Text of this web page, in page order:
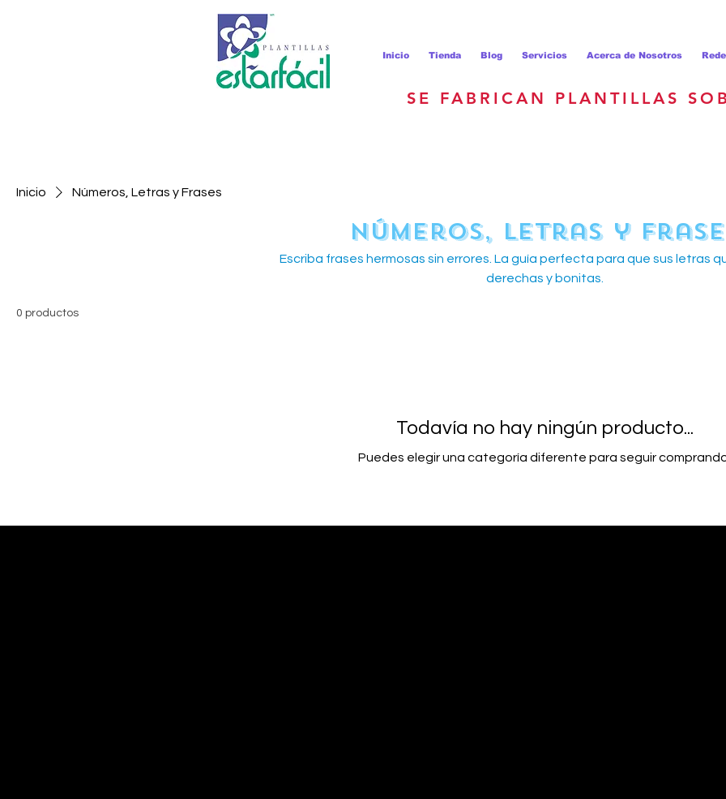
Inicio Tienda Blog Servicios Acerca de Nosotros
SE FABRICAN PLANTILLAS
Inicio Números, Letras y Frases
Números, Letras y
Escriba frases hermosas sin errores. La guía perfecta para que sus letras
derechas y bonitas.
0 productos
Todavía no hay ningún producto...
Puedes elegir una categoría diferente para seguir